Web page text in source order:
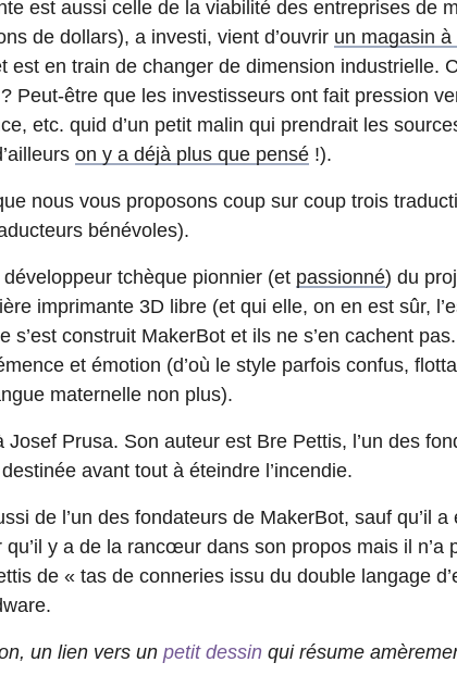
est aussi celle de la viabilité des entreprises de
de dollars), a investi, vient d’ouvrir un magasin à
est en train de changer de dimension industrielle.
Peut-être que les investisseurs ont fait pression
etc. quid d’un petit malin qui prendrait les
on y a déjà plus que pensé!).
nous vous proposons coup sur coup trois
bénévoles).
tchèque pionnier (et passionné) du
imprimante 3D libre (et qui elle, on en est sûr,
s’est construit MakerBot et ils ne s’en cachent
et émotion (d’où le style parfois confus,
maternelle non plus).
Prusa. Son auteur est Bre Pettis, l’un des
avant tout à éteindre l’incendie.
de l’un des fondateurs de MakerBot, sauf qu’il a
qu’il y a de la rancœur dans son propos mais il n’a
de « tas de conneries issu du double langage
un lien vers un petit dessinqui résume